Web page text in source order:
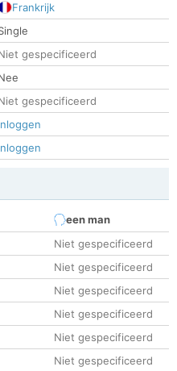
Frankrijk
gespecificeerd
gespecificeerd
een man
Niet gespecificeerd
Niet gespecificeerd
Niet gespecificeerd
Niet gespecificeerd
Niet gespecificeerd
Niet gespecificeerd